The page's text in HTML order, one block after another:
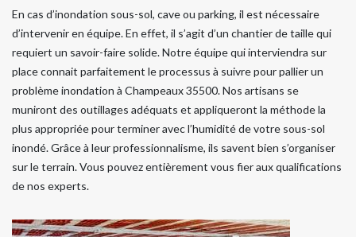
En cas d’inondation sous-sol, cave ou parking, il est nécessaire
d’intervenir en équipe. En effet, il s’agit d’un chantier de taille qui
requiert un savoir-faire solide. Notre équipe qui interviendra sur
place connait parfaitement le processus à suivre pour pallier un
problème inondation à Champeaux 35500. Nos artisans se
muniront des outillages adéquats et appliqueront la méthode la
plus appropriée pour terminer avec l’humidité de votre sous-sol
inondé. Grâce à leur professionnalisme, ils savent bien s’organiser
sur le terrain. Vous pouvez entièrement vous fier aux qualifications
de nos experts.